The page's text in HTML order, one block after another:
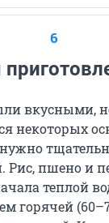
6
вкусными,
некоторых
Рис, пшено и
теплой
горячей